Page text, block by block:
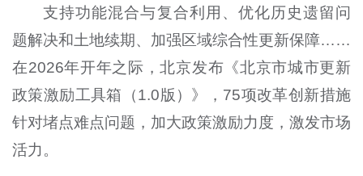
支持功能混合与复合利用、优化历史遗留问
题解决和土地续期、加强区域综合性更新保障……
在2026年开年之际，北京发布《北京市城市更新
政策激励工具箱（1.0版）》，75项改革创新措施
针对堵点难点问题，加大政策激励力度，激发市场
活力。